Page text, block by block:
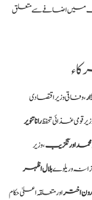
میں اضافے سے متعلق
، وفاقی وزیر اقتصادی
قومی غذائی تحفظرانا تنویر
محمد اورنگزیب، وزیر
و ریلوےبلال اظہر
اختراور متعلقہ اعلیٰ حکام